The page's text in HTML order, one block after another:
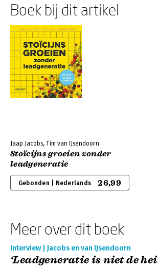
Boek bij dit artikel
Jaap Jacobs, Tim van IJsendoorn
Stoïcijns groeien zonder
leadgeneratie
Gebonden | Nederlands 26,99
Meer over dit boek
Interview | Jacobs en van IJsendoorn
‘Leadgeneratie is niet de